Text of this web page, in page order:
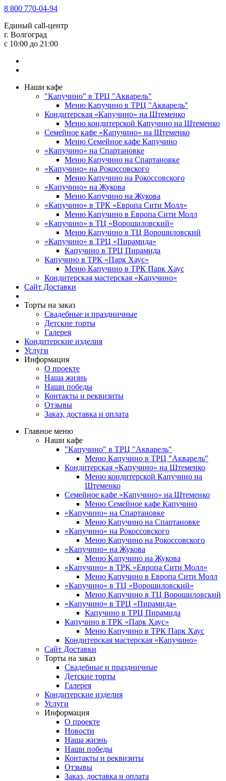
8 800 770-04-94
Единый call-центр
г. Волгоград
c 10:00 до 21:00
Наши кафе
"Капучино" в ТРЦ "Акварель"
Меню Капучино в ТРЦ "Акварель"
Кондитерская «Капучино» на Штеменко
Меню кондитерской Капучино на Штеменко
Семейное кафе «Капучино» на Штеменко
Меню Семейное кафе Капучино
«Капучино» на Спартановке
Меню Капучино на Спартановке
«Капучино» на Рокоссовского
Меню Капучино на Рокоссовского
«Капучино» на Жукова
Меню Капучино на Жукова
«Капучино» в ТРК «Европа Cити Молл»
Меню Капучино в Европа Сити Молл
«Капучино» в ТЦ «Ворошиловский»
Меню Капучино в ТЦ Ворошиловский
«Капучино» в ТРЦ «Пирамида»
Капучино в ТРЦ Пирамида
Капучино в ТРК «Парк Хаус»
Меню Капучино в ТРК Парк Хаус
Кондитерская мастерская «Капучино»
Сайт Доставки
Торты на заказ
Свадебные и праздничные
Детские торты
Галерея
Кондитерские изделия
Услуги
Информация
О проекте
Наша жизнь
Наши победы
Контакты и реквизиты
Отзывы
Заказ, доставка и оплата
Главное меню
Наши кафе
"Капучино" в ТРЦ "Акварель"
Меню Капучино в ТРЦ "Акварель"
Кондитерская «Капучино» на Штеменко
Меню кондитерской Капучино на
Штеменко
Семейное кафе «Капучино» на Штеменко
Меню Семейное кафе Капучино
«Капучино» на Спартановке
Меню Капучино на Спартановке
«Капучино» на Рокоссовского
Меню Капучино на Рокоссовского
«Капучино» на Жукова
Меню Капучино на Жукова
«Капучино» в ТРК «Европа Cити Молл»
Меню Капучино в Европа Сити Молл
«Капучино» в ТЦ «Ворошиловский»
Меню Капучино в ТЦ Ворошиловский
«Капучино» в ТРЦ «Пирамида»
Капучино в ТРЦ Пирамида
Капучино в ТРК «Парк Хаус»
Меню Капучино в ТРК Парк Хаус
Кондитерская мастерская «Капучино»
Сайт Доставки
Торты на заказ
Свадебные и праздничные
Детские торты
Галерея
Кондитерские изделия
Услуги
Информация
О проекте
Новости
Наша жизнь
Наши победы
Контакты и реквизиты
Отзывы
Заказ, доставка и оплата